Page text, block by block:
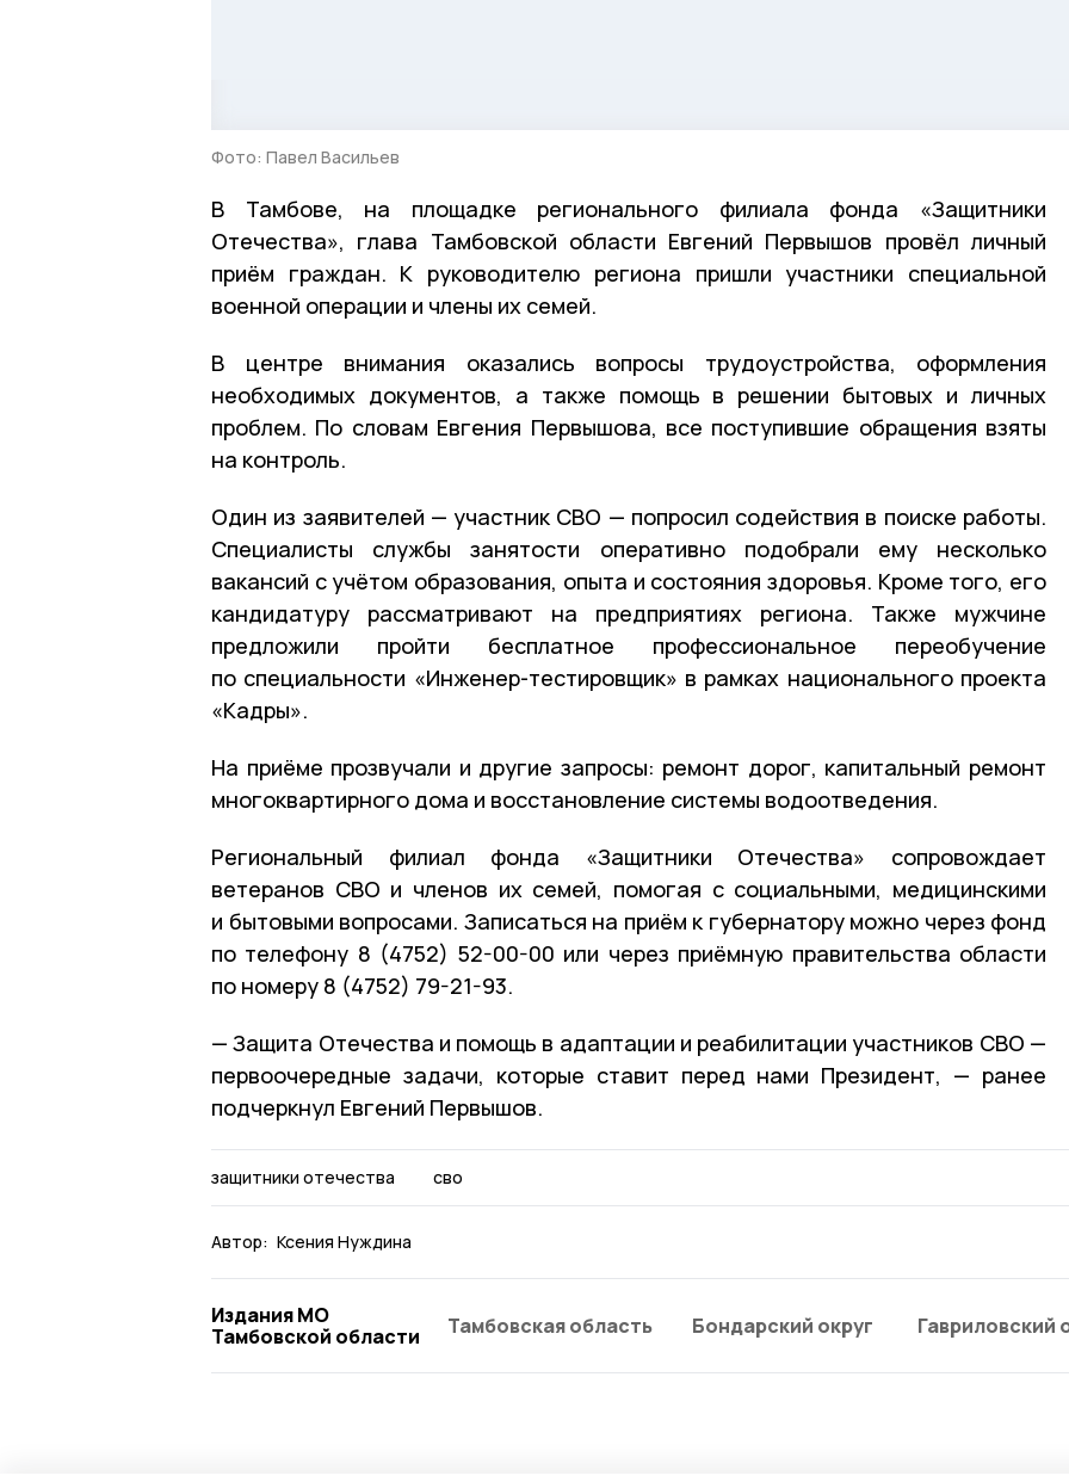
Фото: Павел Васильев
В Тамбове, на площадке регионального филиала фонда «Защитники
Отечества», глава Тамбовской области Евгений Первышов провёл личный
приём граждан. К руководителю региона пришли участники специальной
военной операции и члены их семей.
В центре внимания оказались вопросы трудоустройства, оформления
необходимых документов, а также помощь в решении бытовых и личных
проблем. По словам Евгения Первышова, все поступившие обращения взяты
на контроль.
Один из заявителей — участник СВО — попросил содействия в поиске работы.
Специалисты службы занятости оперативно подобрали ему несколько
вакансий с учётом образования, опыта и состояния здоровья. Кроме того, его
кандидатуру рассматривают на предприятиях региона. Также мужчине
предложили пройти бесплатное профессиональное переобучение
по специальности «Инженер-тестировщик» в рамках национального проекта
«Кадры».
На приёме прозвучали и другие запросы: ремонт дорог, капитальный ремонт
многоквартирного дома и восстановление системы водоотведения.
Региональный филиал фонда «Защитники Отечества» сопровождает
ветеранов СВО и членов их семей, помогая с социальными, медицинскими
и бытовыми вопросами. Записаться на приём к губернатору можно через фонд
по телефону 8 (4752) 52-00-00 или через приёмную правительства области
по номеру 8 (4752) 79-21-93.
— Защита Отечества и помощь в адаптации и реабилитации участников СВО —
первоочередные задачи, которые ставит перед нами Президент, — ранее
подчеркнул Евгений Первышов.
защитники отечества сво
Автор: Ксения Нуждина
Издания МО
Тамбовской области
Тамбовская область Бондарский округ Гавриловский